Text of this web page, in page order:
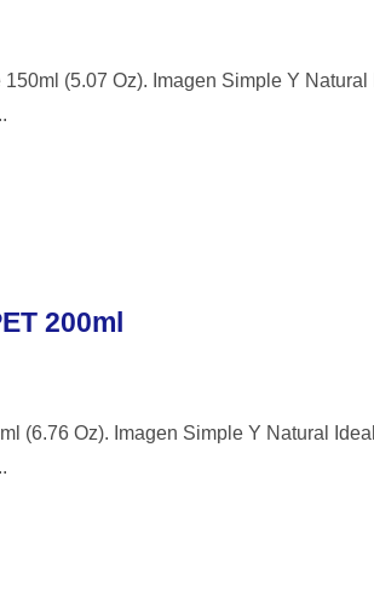
(5.07 Oz). Imagen Simple Y
200ml
(6.76 Oz). Imagen Simple Y Natural